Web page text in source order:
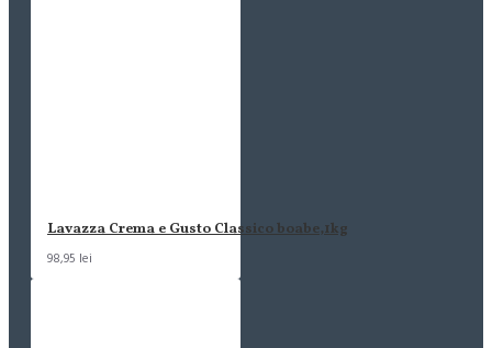
Lavazza Crema e Gusto Classico boabe,1kg
98,95 lei